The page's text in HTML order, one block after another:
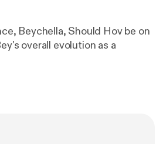
Beychella, Should Hov be on
overall evolution as a